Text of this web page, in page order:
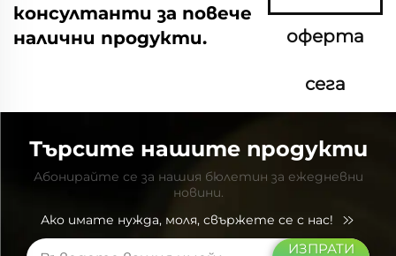
консултанти за повече
налични продукти.
оферта
сега
Търсите нашите продукти
Абонирайте се за нашия бюлетин за ежедневни
новини.
Ако имате нужда, моля, свържете се с нас!
ИЗПРАТИ